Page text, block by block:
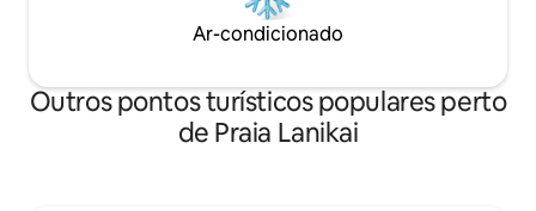
Ar-condicionado
Outros pontos turísticos populares perto
de Praia Lanikai